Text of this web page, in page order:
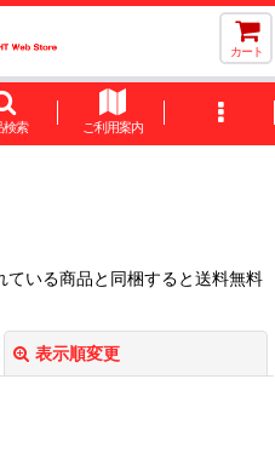
カート
検索 ご利用案内
ている商品と同梱すると送料無料
表示順変更